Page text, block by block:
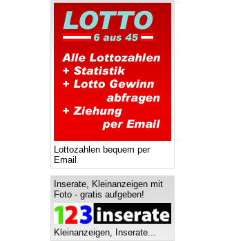
Lottozahlen bequem per
Email
Inserate, Kleinanzeigen mit
Foto - gratis aufgeben!
Kleinanzeigen, Inserate...